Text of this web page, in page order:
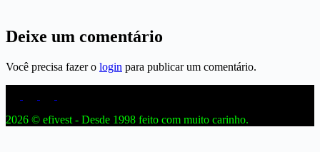
Deixe um comentário
Você precisa fazer o login para publicar um comentário.
2026 © efivest - Desde 1998 feito com muito carinho.